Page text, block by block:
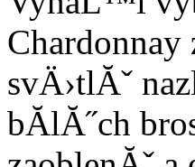
svÄ›tlĂˇ
bĂ­lĂ˝ch